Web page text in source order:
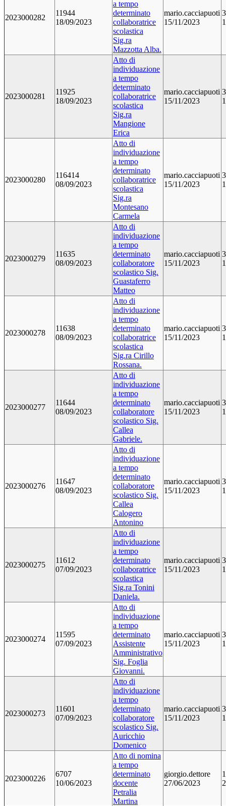
2023000282
11944
18/09/2023
a tempo
determinato
collaboratrice
scolastica
Sig.ra
Mazzotta Alba.
mario.cacciapuoti
15/11/2023
2023000281
11925
18/09/2023
Atto di
individuazione
a tempo
determinato
collaboratrice
scolastica
Sig.ra
Mangione
Erica
mario.cacciapuoti
15/11/2023
2023000280
116414
08/09/2023
Atto di
individuazione
a tempo
determinato
collaboratrice
scolastica
Sig.ra
Montesano
Carmela
mario.cacciapuoti
15/11/2023
2023000279
11635
08/09/2023
Atto di
individuazione
a tempo
determinato
collaboratore
scolastico Sig.
Guastaferro
Matteo
mario.cacciapuoti
15/11/2023
2023000278
11638
08/09/2023
Atto di
individuazione
a tempo
determinato
collaboratrice
scolastica
Sig.ra Cirillo
Rossana.
mario.cacciapuoti
15/11/2023
2023000277
11644
08/09/2023
Atto di
individuazione
a tempo
determinato
collaboratore
scolastico Sig.
Callea
Gabriele.
mario.cacciapuoti
15/11/2023
2023000276
11647
08/09/2023
Atto di
individuazione
a tempo
determinato
collaboratore
scolastico Sig.
Callea
Calogero
Antonino
mario.cacciapuoti
15/11/2023
2023000275
11612
07/09/2023
Atto di
individuazione
a tempo
determinato
collaboratrice
scolastica
Sig.ra Tonini
Daniela.
mario.cacciapuoti
15/11/2023
2023000274
11595
07/09/2023
Atto di
individuazione
a tempo
determinato
Assistente
Amministrativo
Sig. Foglia
Giovanni.
mario.cacciapuoti
15/11/2023
2023000273
11601
07/09/2023
Atto di
individuazione
a tempo
determinato
collaboratore
scolastico Sig.
Auricchio
Domenico
mario.cacciapuoti
15/11/2023
2023000226
6707
10/06/2023
Atto di nomina
a tempo
determinato
docente
Petralia
Martina
giorgio.dettore
27/06/2023